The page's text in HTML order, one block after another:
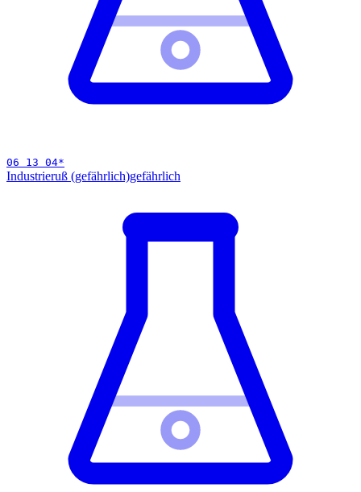
06 13 04*
Industrieruß (gefährlich)gefährlich